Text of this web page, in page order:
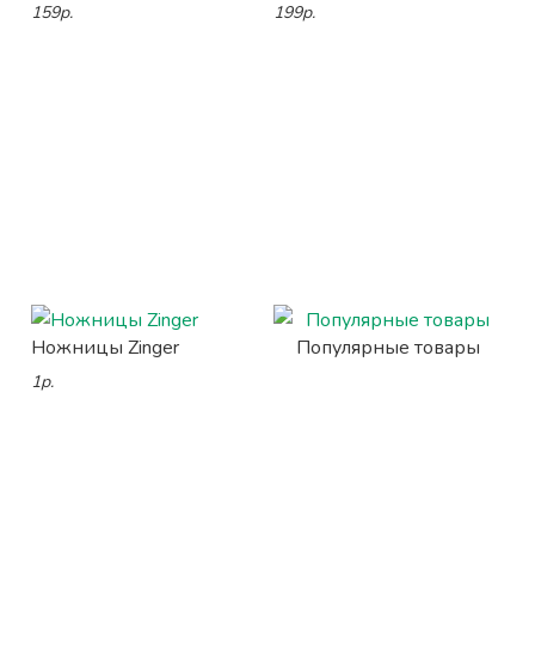
159р. 199р.
Ножницы Zinger
1р.
Популярные товары